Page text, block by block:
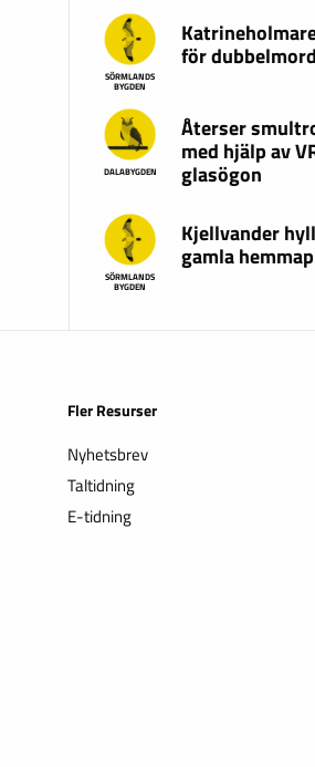
SÖRMLANDS
BYGDEN
för
DALABYGDEN
Återser
med hjälp av
glasögon
SÖRMLANDS
BYGDEN
Kjellvander
gamla
Fler Resurser
Nyhetsbrev
Taltidning
E-tidning